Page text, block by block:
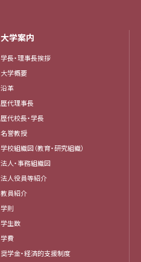
大学案内
学長・理事長挨拶
大学概要
沿革
歴代理事長
歴代校長・学長
名誉教授
学校組織図（教育・研究組織）
法人・事務組織図
法人役員等紹介
教員紹介
学則
学生数
学費
奨学金・経済的支援制度